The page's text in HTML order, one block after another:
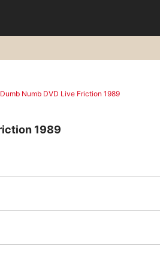
Numb DVD Live Friction 1989
1989